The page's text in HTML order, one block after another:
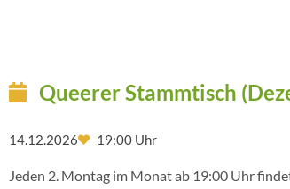
Queerer Stammtisch
14.12.2026 19:00 Uhr
Jeden 2. Montag im Monat ab 19:00 Uhr